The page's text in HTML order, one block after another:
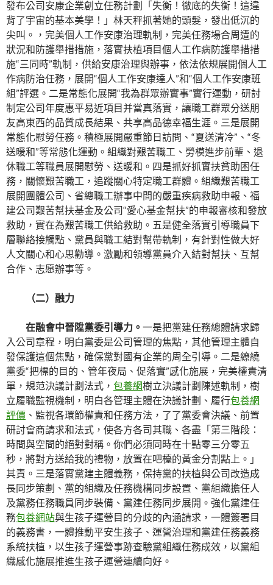
發布公司安康企業創立任務計劃「失衡！徹底的失衡！這違
背了宇宙的基本美學！」林天秤抓著她的頭髮，發出低沉的
尖叫。，完美個人工作安康治理軌制，完美任務場合周遭的
狀況和防護舉措措施，落實扶植項目個人工作病防護舉措措
施“三同時”軌制，供給安康治理與辦事，依法依規展開個人工
作病防治任務，展開“個人工作安康達人”和“個人工作安康班
組”評選。二是常態化展開“我為群眾辦實事”實行運動，研討
制定公司年度惠平易近項目并當真落實，讓職工群眾分送朋
友高東西的品質成長結果、共享高品德幸福生涯。三是展開
常態化慰勞任務。積極展開嚴重節日訪問、“夏送清冷”、“冬
送暖和”等常態化運動。組織對艱苦職工、勞模進步前輩、退
休職工等職員展開慰勞、送暖和。四是抓好抓實扶貧助困任
務，關懷艱苦職工，追蹤關心特定職工群體。組織艱苦職工
展開團體公司、省總職工辦事中間的嚴重疾病救助申報、福
建公司艱苦幫扶基金及公司“愛心基金幫扶”的申報審核和發放
救助，實在為艱苦職工供給救助。五是健全落實引導職員下
層聯絡接觸點、黨員與職工結對幫帶軌制，有針對性做大好
人文關心和心思勸導。激勵和領導黨員介入結對幫扶、互幫
合作、志愿辦事等。
（二）融力
在融會中晉陞黨委引導力。 一是把黨建任務總體請求歸
入公司章程，明白黨委是公司管理的焦點，其他管理主體自
發保護這個焦點，確保黨對國有企業的周全引導。二是繚繞
黨委“把標的目的、管年夜局、促落實”感化施展，完美權責清
單，規范決議計劃法式， 包養網樹立決議計劃陳述軌制，樹
立履職監視機制，明白各管理主體在決議計劃、履行包養網
評價 、監視各環節權責和任務方法，了了黨委會決議、前置
研討會商請求和法式，使各方各司其職、各盡「第三階段：
時間與空間的絕對對稱。你們必須同時在十點零三分零五
秒，將對方送給我的禮物，放置在吧檯的黃金分割點上。」
其責。三是落實黨建主體義務，保持黨的扶植與公司改造成
長同步策劃、黨的組織及任務機構同步設置、黨組織擔任人
及黨務任務職員同步裝備、黨建任務同步展開。強化黨建任
務包養網站與生孩子運營目的分歧的內涵請求，一體簽署目
的義務書，一體推動平安生孩子、運營治理和黨建任務義務
系統扶植，以生孩子運營事跡查驗黨組織任務成效，以黨組
織感化施展推進生孩子運營連續向好。